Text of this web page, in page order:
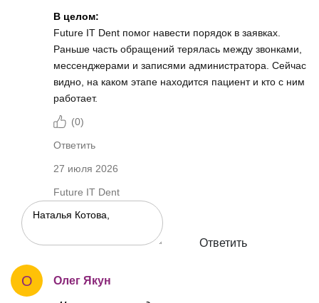
В целом:
Future IT Dent помог навести порядок в заявках.
Раньше часть обращений терялась между звонками,
мессенджерами и записями администратора. Сейчас
видно, на каком этапе находится пациент и кто с ним
работает.
(0)
Ответить
27 июля 2026
Future IT Dent
Ответить
О Олег Якун